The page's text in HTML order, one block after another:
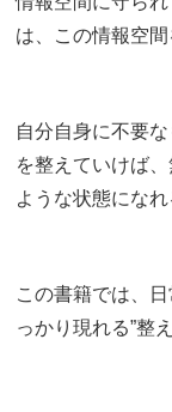
は、この情報空
自分自身に不要
を整えていけば
ような状態になれ
この書籍では、
っかり現れる”整